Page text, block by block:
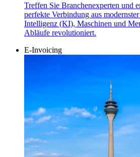
Treffen Sie Branchenexperten und
perfekte Verbindung aus
Intelligenz (KI), Maschinen und
Abläufe revolutioniert.
E-Invoicing